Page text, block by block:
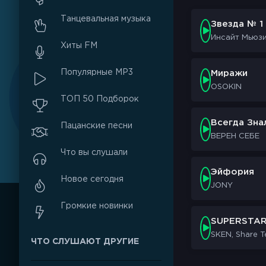
Звезда № 1
Инсайт
Миражи
OSOKIN
Всегда
ВЕРЕН СЕБЕ
Эйфория
JONY
SUPERSTAR
SKEN, Share
Танцевальная музыка
Хиты FM
Популярные MP3
ТОП 50 Подборок
Пацанские песни
Что вы слушали
Новое сегодня
Громкие новинки
ЧТО СЛУШАЮТ ДРУГИЕ